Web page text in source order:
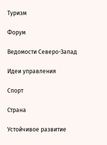
Туризм
Форум
Ведомости Северо-Запад
Идеи управления
Спорт
Страна
Устойчивое развитие